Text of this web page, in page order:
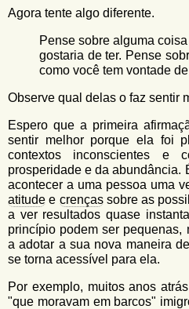
Agora tente algo diferente.
Pense sobre alguma
gostaria de ter. Pense
como você tem vontade
Observe qual delas o faz sentir
Espero que a primeira
sentir melhor porque ela foi
contextos inconscientes e
prosperidade e da abundância.
acontecer a uma pessoa uma
atitude e crençassobre as
a ver resultados quase
princípio podem ser pequenas,
a adotar a sua nova maneira
se torna acessível para ela.
Por exemplo, muitos anos
"que moravam em barcos"